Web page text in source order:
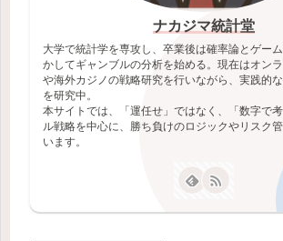
ナカジマ統計堂
大学で統計学を専攻し、卒業後は確率論とゲー
かしてギャンブルの分析を始める。現在はオン
や海外カジノの戦略研究を行いながら、実践的な
を研究中。
本サイトでは、「運任せ」ではなく、「数字で
ル戦略を中心に、勝ち負けのロジックやリスク
います。